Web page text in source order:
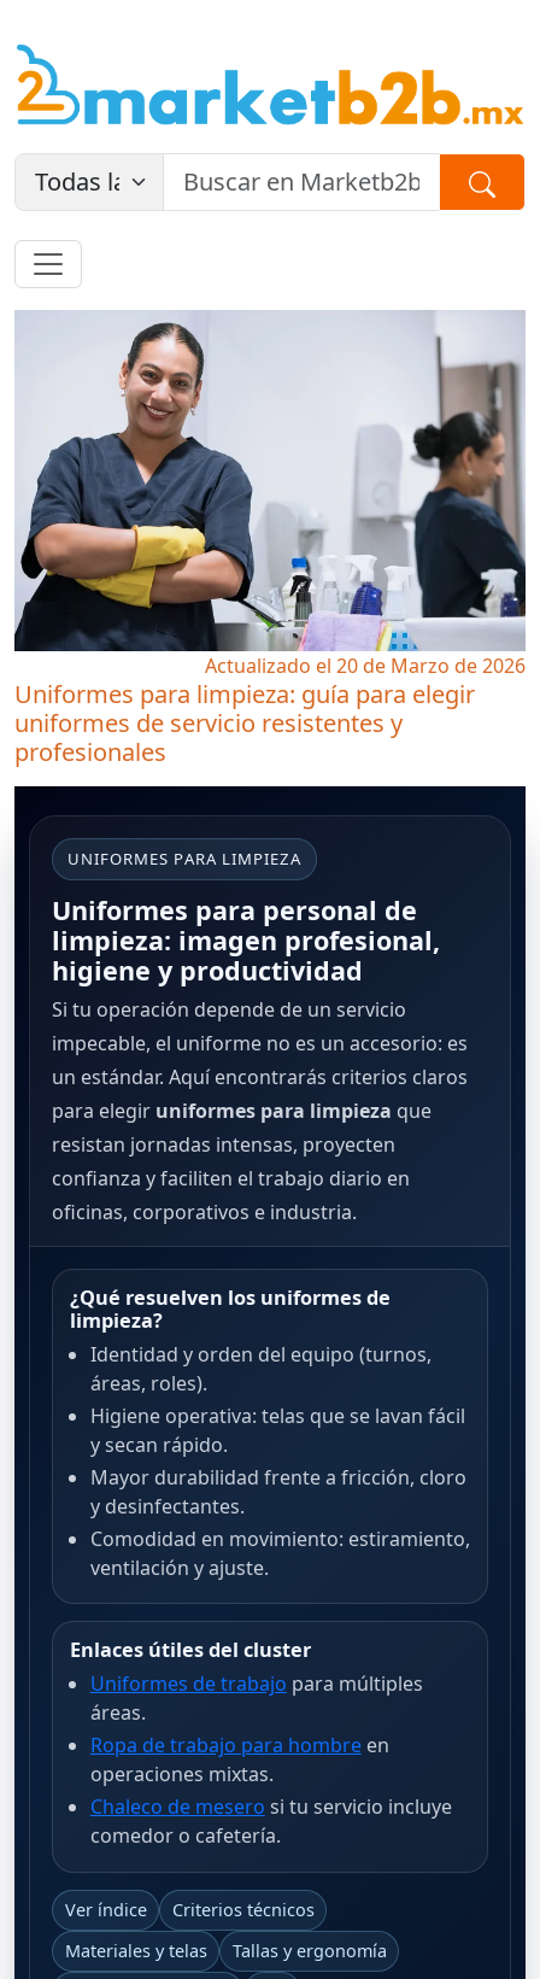
Actualizado el 20 de Marzo de 2026
Uniformes para limpieza: guía para elegir
uniformes de servicio resistentes y
profesionales
UNIFORMES PARA LIMPIEZA
Uniformes para personal de
limpieza: imagen profesional,
higiene y productividad
Si tu operación depende de un servicio
impecable, el uniforme no es un accesorio: es
un estándar. Aquí encontrarás criterios claros
para elegir uniformes para limpieza que
resistan jornadas intensas, proyecten
confianza y faciliten el trabajo diario en
oficinas, corporativos e industria.
¿Qué resuelven los uniformes de
limpieza?
Identidad y orden del equipo (turnos,
áreas, roles).
Higiene operativa: telas que se lavan fácil
y secan rápido.
Mayor durabilidad frente a fricción, cloro
y desinfectantes.
Comodidad en movimiento: estiramiento,
ventilación y ajuste.
Enlaces útiles del cluster
Uniformes de trabajo para múltiples
áreas.
Ropa de trabajo para hombreen
operaciones mixtas.
Chaleco de mesero si tu servicio incluye
comedor o cafetería.
Ver índice
Criterios técnicos
Materiales y telas
Tallas y ergonomía